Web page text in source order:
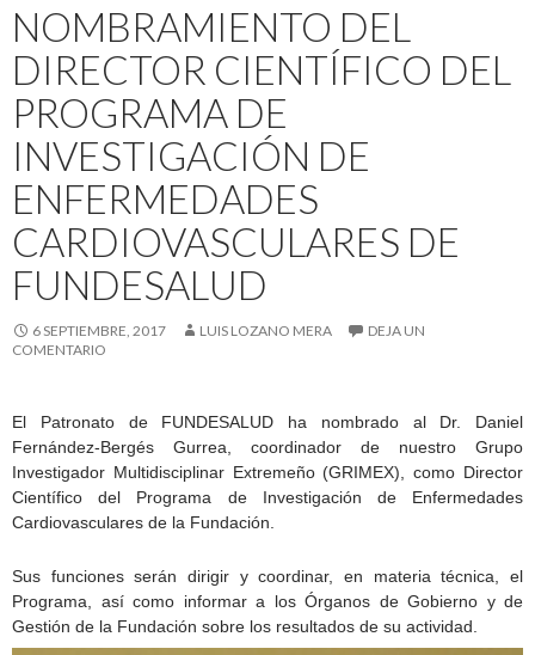
NOMBRAMIENTO DEL
DIRECTOR CIENTÍFICO DEL
PROGRAMA DE
INVESTIGACIÓN DE
ENFERMEDADES
CARDIOVASCULARES DE
FUNDESALUD
6 SEPTIEMBRE, 2017 LUIS LOZANO MERA
DEJA UN
COMENTARIO
El Patronato de FUNDESALUD ha nombrado al Dr. Daniel
Fernández-Bergés Gurrea, coordinador de nuestro Grupo
Investigador Multidisciplinar Extremeño (GRIMEX), como Director
Científico del Programa de Investigación de Enfermedades
Cardiovasculares de la Fundación.
Sus funciones serán dirigir y coordinar, en materia técnica, el
Programa, así como informar a los Órganos de Gobierno y de
Gestión de la Fundación sobre los resultados de su actividad.